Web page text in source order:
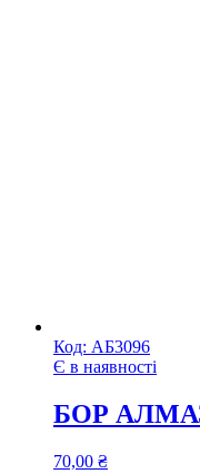
Код: АБ3096
Є в наявності
БОР
70,00 ₴